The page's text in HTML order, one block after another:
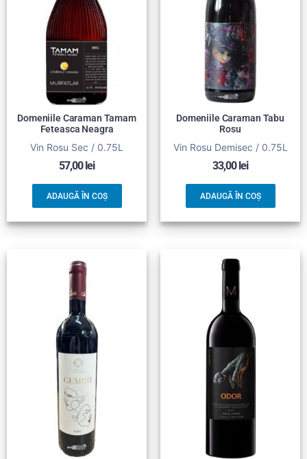
Domeniile Caraman Tamam
Feteasca Neagra
Vin Rosu Sec / 0.75L
57,00lei
ADAUGĂ ÎN COȘ
Domeniile Caraman Tabu
Rosu
Vin Rosu Demisec / 0.75L
33,00lei
ADAUGĂ ÎN COȘ